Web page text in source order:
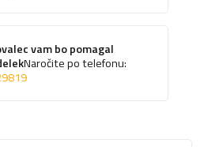
vam bo pomagal
Naročite po telefonu: